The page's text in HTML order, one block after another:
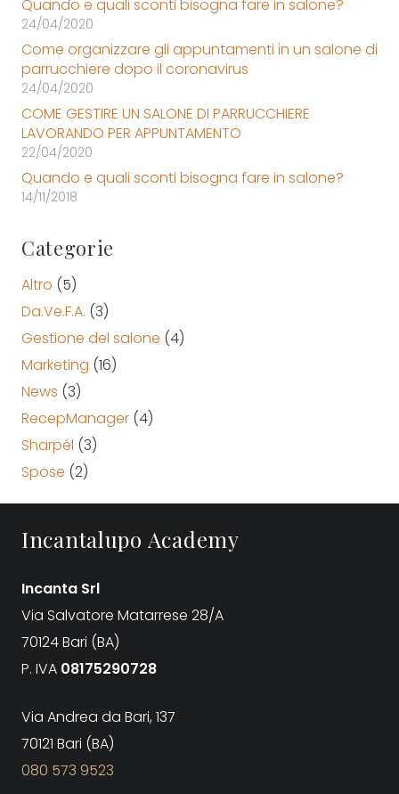
Quando e quali sconti bisogna fare in salone?
24/04/2020
Come organizzare gli appuntamenti in un salone di
parrucchiere dopo il coronavirus
24/04/2020
COME GESTIRE UN SALONE DI PARRUCCHIERE
LAVORANDO PER APPUNTAMENTO
22/04/2020
Quando e quali sconti bisogna fare in salone?
14/11/2018
Categorie
Altro (5)
Da.Ve.F.A. (3)
Gestione del salone (4)
Marketing (16)
News (3)
RecepManager (4)
Sharpél (3)
Spose (2)
Incantalupo Academy
Incanta Srl
Via Salvatore Matarrese 28/A
70124 Bari (BA)
P. IVA 08175290728
Via Andrea da Bari, 137
70121 Bari (BA)
080 573 9523